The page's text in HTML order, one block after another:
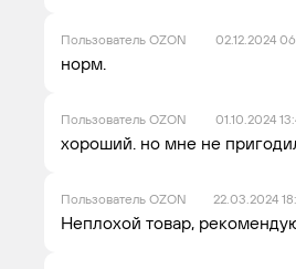
Пользователь OZON 02.12.2024
норм.
Пользователь OZON 01.10.2024
хороший. но мне не
Пользователь OZON 22.03.2024
Неплохой товар,